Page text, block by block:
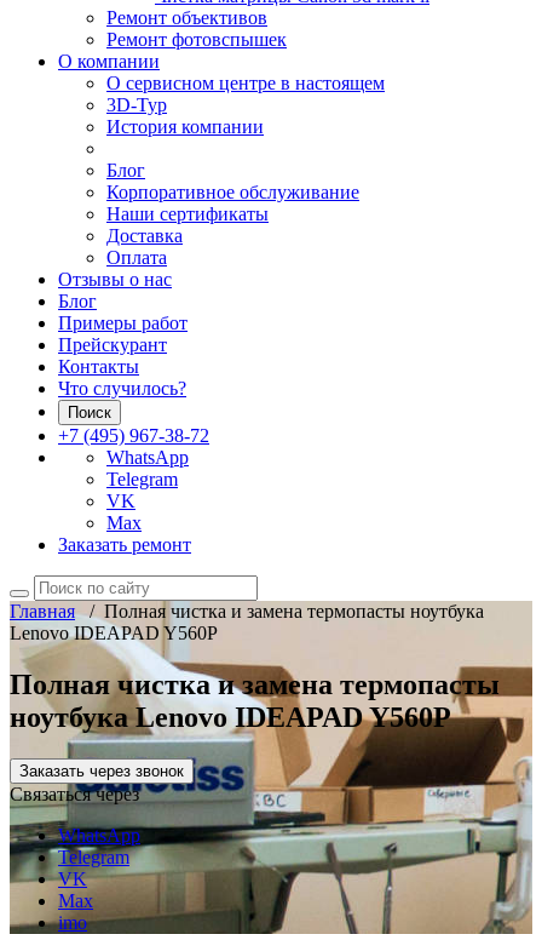
Ремонт объективов
Ремонт фотовспышек
О компании
О сервисном центре в настоящем
3D-Тур
История компании
Блог
Корпоративное обслуживание
Наши сертификаты
Доставка
Оплата
Отзывы о нас
Блог
Примеры работ
Прейскурант
Контакты
Что случилось?
Поиск
+7 (495) 967-38-72
WhatsApp
Telegram
VK
Max
Заказать ремонт
Главная/ Полная чистка и замена термопасты ноутбука
Lenovo IDEAPAD Y560P
Полная чистка и замена термопасты
ноутбука Lenovo IDEAPAD Y560P
Заказать через звонок
Связаться через
WhatsApp
Telegram
VK
Max
imo